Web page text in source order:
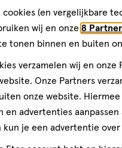
overgang. Zo stopt
de hypofyse, een kleine
waardoor deze
kwijt te raken. Dit
is door de warmte
cookies (en vergelijkbare
wij en onze 8
tonen binnen en buiten
verzamelen wij en
Onze Partners
onze website.
en advertenties
kun je een advertentie